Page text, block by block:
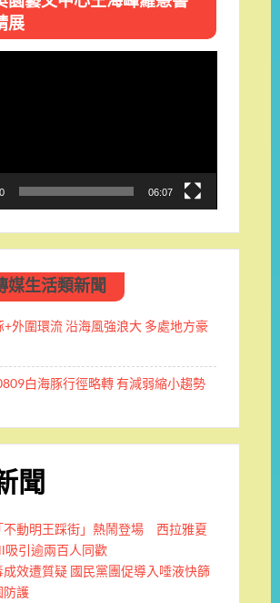
展
06:07
媒生活類新聞
+外圍環流 沿海風強浪大 多處地方豪
白海豚行徑略轉 有減弱縮小趨勢
聞
不動明王踩街」熱鬧登場 西拉雅夏
吸引逾兩百人同歡
成效遭質疑 國民黨團促導入唾液快篩
防護